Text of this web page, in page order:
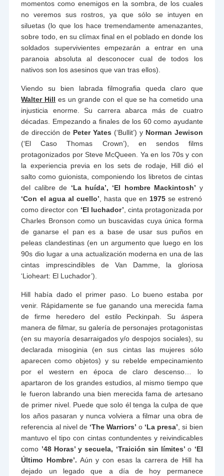
momentos como enemigos en la sombra, de los cuales
no veremos sus rostros, ya que sólo se intuyen en
siluetas (lo que los hace tremendamente amenazantes,
sobre todo, en su clímax final en el poblado en donde los
soldados supervivientes empezarán a entrar en una
paranoia absoluta al desconocer cual de todos los
nativos son los asesinos que van tras ellos).
Viendo su bien labrada filmografia queda claro que
Walter Hill es un grande con el que se ha cometido una
injusticia enorme. Su carrera abarca más de cuatro
décadas. Empezando a finales de los 60 como ayudante
de dirección de Peter Yates (‘Bullit’) y Norman Jewison
(‘El Caso Thomas Crown’), en sendos films
protagonizados por Steve McQueen. Ya en los 70s y con
la experiencia previa en los sets de rodaje, Hill dió el
salto como guionista, componiendo los libretos de cintas
del calibre de ‘La huída’, ‘El hombre Mackintosh’ y
‘Con el agua al cuello’ , hasta que en 1975se estrenó
como director con ‘El luchador’ , cinta protagonizada por
Charles Bronson como un buscavidas cuya única forma
de ganarse el pan es a base de usar sus puños en
peleas clandestinas (en un argumento que luego en los
90s dio lugar a una actualización moderna en una de las
cintas imprescindibles de Van Damme, la gloriosa
‘Lioheart: El Luchador’).
Hill había dado el primer paso. Lo bueno estaba por
venir. Rápidamente se fue ganando una merecida fama
de firme heredero del estilo Peckinpah. Su áspera
manera de filmar, su galería de personajes protagonistas
(en su mayoría desarraigados y/o despojos sociales), su
declarada misoginia (en sus cintas las mujeres sólo
aparecen como objetos) y su rebelde empecinamiento
por el western en época de claro descenso… lo
apartaron de los grandes estudios, al mismo tiempo que
le fueron labrando una bien merecida fama de artesano
de primer nivel. Puede que solo él tenga la culpa de que
los años pasaran y nunca volviera a filmar una obra de
referencia al nivel de ‘The Warriors’ o ‘La presa’ , si bien
mantuvo el tipo con cintas contundentes y reivindicables
como ’48 Horas’ y secuela, ‘Traición sin límites’o ‘El
Último Hombre’. Aún y con esas la carrera de Hill ha
dejado un legado que a día de hoy permanece